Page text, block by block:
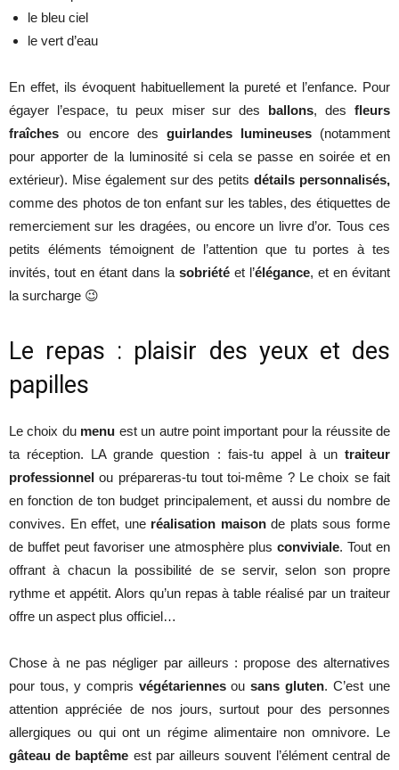
le bleu ciel
le vert d’eau
En effet, ils évoquent habituellement la pureté et l’enfance. Pour
égayer l’espace, tu peux miser sur des ballons, desfleurs
fraîches ou encore des guirlandes lumineuses (notamment
pour apporter de la luminosité si cela se passe en soirée et en
extérieur). Mise également sur des petitsdétails personnalisés,
comme des photos de ton enfant sur les tables, des étiquettes de
remerciement sur les dragées, ou encore un livre d’or. Tous ces
petits éléments témoignent de l’attention que tu portes à tes
invités, tout en étant dans la sobriété et l’élégance, et en évitant
la surcharge 😉
Le repas : plaisir des yeux et des
papilles
Le choix du menu est un autre point important pour la réussite de
ta réception. LA grande question : fais-tu appel à un traiteur
professionnel ou prépareras-tu tout toi-même ? Le choix se fait
en fonction de ton budget principalement, et aussi du nombre de
convives. En effet, une réalisation maisonde plats sous forme
de buffet peut favoriser une atmosphère plus conviviale. Tout en
offrant à chacun la possibilité de se servir, selon son propre
rythme et appétit. Alors qu’un repas à table réalisé par un traiteur
offre un aspect plus officiel…
Chose à ne pas négliger par ailleurs : propose des alternatives
pour tous, y compris végétariennesousans gluten. C’est une
attention appréciée de nos jours, surtout pour des personnes
allergiques ou qui ont un régime alimentaire non omnivore. Le
gâteau de baptême est par ailleurs souvent l’élément central de